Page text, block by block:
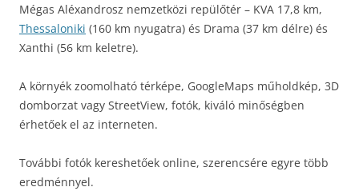
Mégas Aléxandrosz nemzetközi repülőtér – KVA 17,8 km,
Thessaloniki (160 km nyugatra) és Drama (37 km délre) és
Xanthi (56 km keletre).
A környék zoomolható térképe, GoogleMaps műholdkép, 3D
domborzat vagy StreetView, fotók, kiváló minőségben
érhetőek el az interneten.
További fotók kereshetőek online, szerencsére egyre több
eredménnyel.